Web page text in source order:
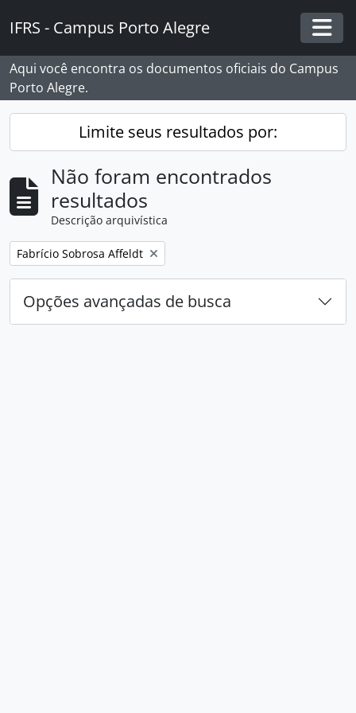
IFRS - Campus Porto Alegre
Aqui você encontra os documentos oficiais do Campus
Porto Alegre.
Limite seus resultados por:
Não foram encontrados
resultados
Descrição arquivística
Remover filtro:
Fabrício Sobrosa Affeldt
Opções avançadas de busca